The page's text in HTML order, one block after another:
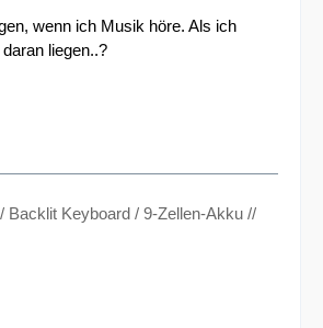
wenn ich Musik höre. Als ich
liegen..?
Keyboard / 9-Zellen-Akku //